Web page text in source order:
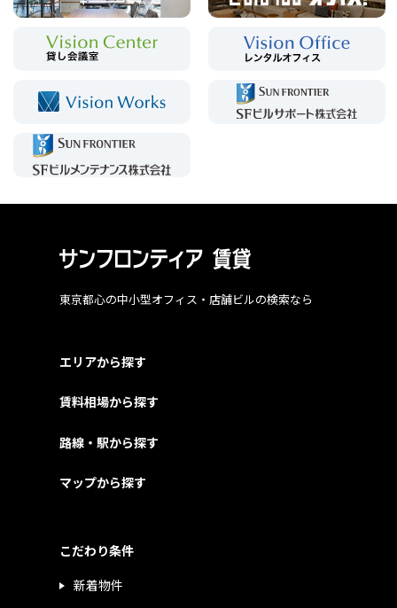
東京都心の中小型オフィス・店舗ビルの検索なら
エリアから探す
賃料相場から探す
路線・駅から探す
マップから探す
こだわり条件
新着物件